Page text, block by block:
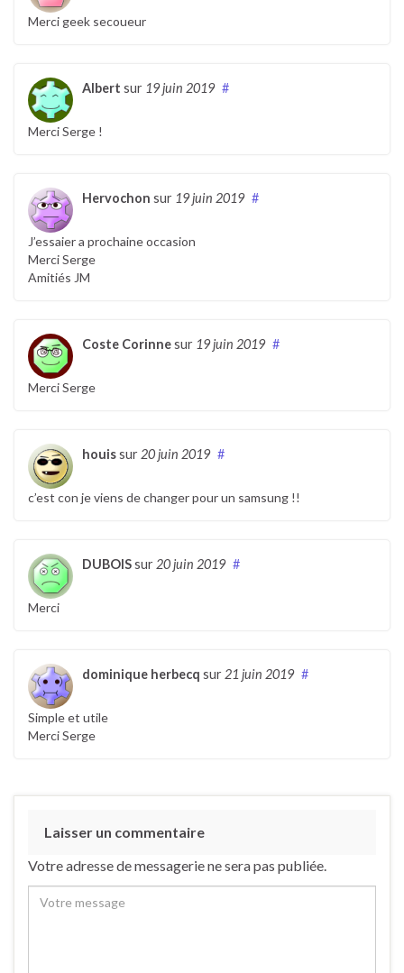
Merci geek secoueur
Albert sur 19 juin 2019 #
Merci Serge !
Hervochon sur 19 juin 2019 #
J’essaier a prochaine occasion
Merci Serge
Amitiés JM
Coste Corinnesur 19 juin 2019 #
Merci Serge
houissur 20 juin 2019 #
c’est con je viens de changer pour un samsung !!
DUBOISsur 20 juin 2019 #
Merci
dominique herbecq sur 21 juin 2019 #
Simple et utile
Merci Serge
Laisser un commentaire
Votre adresse de messagerie ne sera pas publiée.